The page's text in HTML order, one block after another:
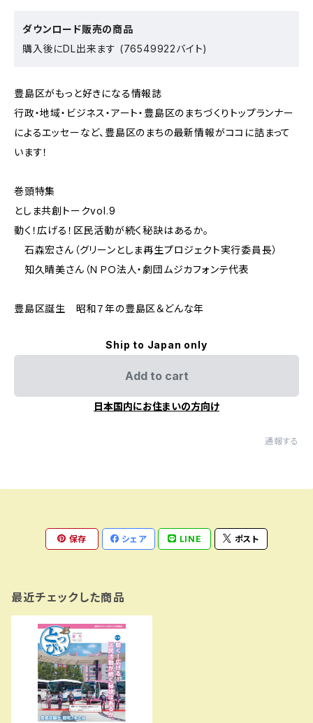
ダウンロード販売の商品
購入後にDL出来ます (76549922バイト)
豊島区がもっと好きになる情報誌
行政・地域・ビジネス・アート・豊島区のまちづくりトップランナー
によるエッセーなど、豊島区のまちの最新情報がココに詰まって
います！
巻頭特集
としま共創トークvol.9
動く！広げる！区民活動が続く秘訣はあるか。
石森宏さん（グリーンとしま再生プロジェクト実行委員長）
知久晴美さん（ＮＰＯ法人・劇団ムジカフォンテ代表
豊島区誕生 昭和７年の豊島区＆どんな年
Ship to Japan only
Add to cart
日本国内にお住まいの方向け
通報する
保存 シェア LINE ポスト
最近チェックした商品